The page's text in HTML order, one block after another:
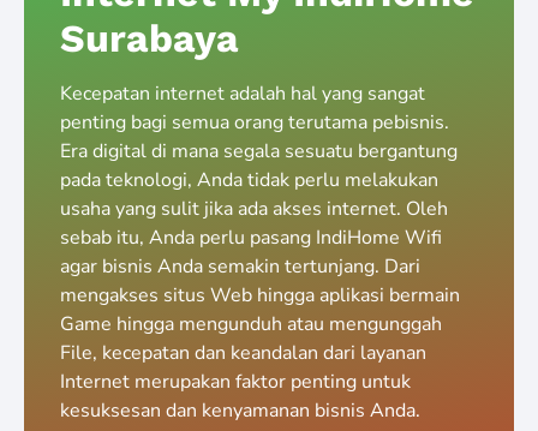
Surabaya
Kecepatan internet adalah hal yang sangat
penting bagi semua orang terutama pebisnis.
Era digital di mana segala sesuatu bergantung
pada teknologi, Anda tidak perlu melakukan
usaha yang sulit jika ada akses internet. Oleh
sebab itu, Anda perlu pasang IndiHome Wifi
agar bisnis Anda semakin tertunjang. Dari
mengakses situs Web hingga aplikasi bermain
Game hingga mengunduh atau mengunggah
File, kecepatan dan keandalan dari layanan
Internet merupakan faktor penting untuk
kesuksesan dan kenyamanan bisnis Anda.